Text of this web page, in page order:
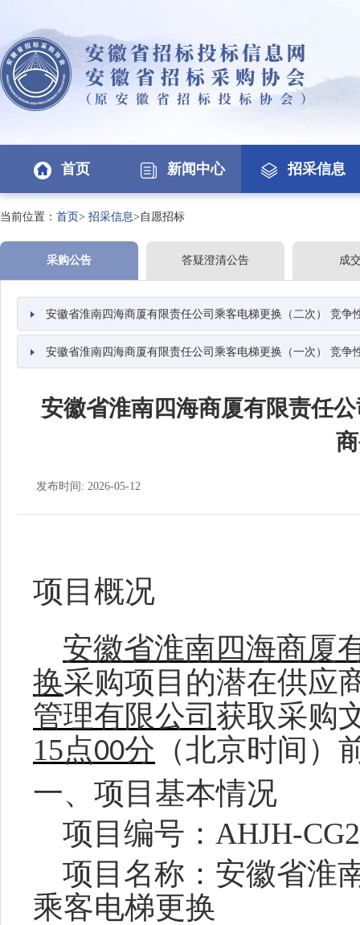
首页 新闻中心 招采信息
当前位置： 首页> 招采信息>自愿招标
采购公告 答疑澄清公告 成
安徽省淮南四海商厦有限责任公司乘客电梯更换（二次） 竞争
安徽省淮南四海商厦有限责任公司乘客电梯更换（一次） 竞争
安徽省淮南四海商厦有限责任
发布时间: 2026-05-12
项目概况
安徽省淮南四海商厦
换采购项目的潜在供应
管理有限公司 获取采购
15点00分 （北京时间）
一、项目基本情况
项目编号： AHJH-
项目名称： 安徽省淮
乘客电梯更换